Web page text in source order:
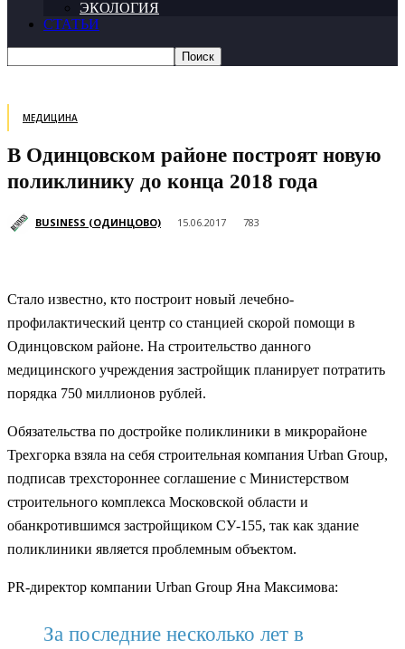
ЭКОЛОГИЯ
СТАТЬИ
МЕДИЦИНА
В Одинцовском районе построят новую
поликлинику до конца 2018 года
BUSINESS (ОДИНЦОВО) 15.06.2017 783
Стало известно, кто построит новый лечебно-
профилактический центр со станцией скорой помощи в
Одинцовском районе. На строительство данного
медицинского учреждения застройщик планирует потратить
порядка 750 миллионов рублей.
Обязательства по достройке поликлиники в микрорайоне
Трехгорка взяла на себя строительная компания Urban Group,
подписав трехстороннее соглашение с Министерством
строительного комплекса Московской области и
обанкротившимся застройщиком СУ-155, так как здание
поликлиники является проблемным объектом.
PR-директор компании Urban Group Яна Максимова:
За последние несколько лет в